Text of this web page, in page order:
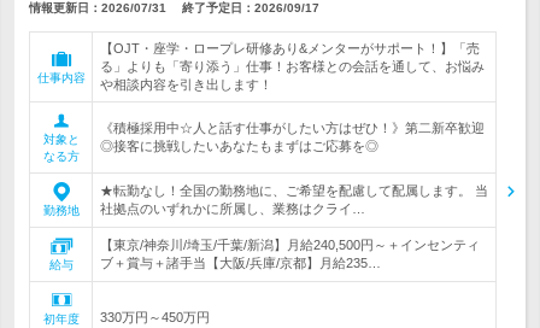
情報更新日：2026/07/31 終了予定日： 2026/09/17
仕事内容
【OJT・座学・ロープレ研修あり&メンターがサポート！】「売
る」よりも「寄り添う」仕事！お客様との会話を通して、お悩み
や相談内容を引き出します！
対象と
なる方
《積極採用中☆人と話す仕事がしたい方はぜひ！》第二新卒歓迎
◎接客に挑戦したいあなたもまずはご応募を◎
勤務地
★転勤なし！全国の勤務地に、ご希望を配慮して配属します。 当
社拠点のいずれかに所属し、業務はクライ…
給与
【東京/神奈川/埼玉/千葉/新潟】月給240,500円～＋インセンティ
ブ＋賞与＋諸手当【大阪/兵庫/京都】月給235…
初年度
330万円～450万円